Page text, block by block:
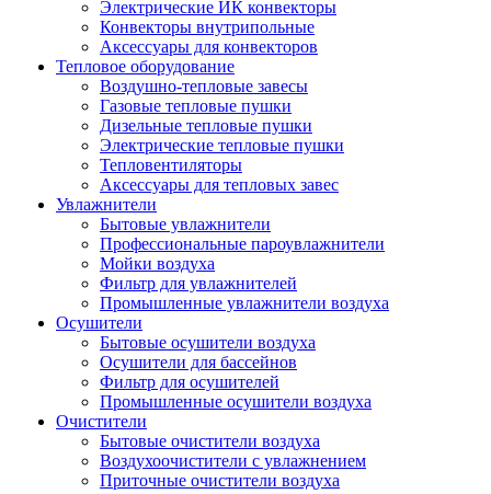
Электрические ИК конвекторы
Конвекторы внутрипольные
Аксессуары для конвекторов
Тепловое оборудование
Воздушно-тепловые завесы
Газовые тепловые пушки
Дизельные тепловые пушки
Электрические тепловые пушки
Тепловентиляторы
Аксессуары для тепловых завес
Увлажнители
Бытовые увлажнители
Профессиональные пароувлажнители
Мойки воздуха
Фильтр для увлажнителей
Промышленные увлажнители воздуха
Осушители
Бытовые осушители воздуха
Осушители для бассейнов
Фильтр для осушителей
Промышленные осушители воздуха
Очистители
Бытовые очистители воздуха
Воздухоочистители с увлажнением
Приточные очистители воздуха